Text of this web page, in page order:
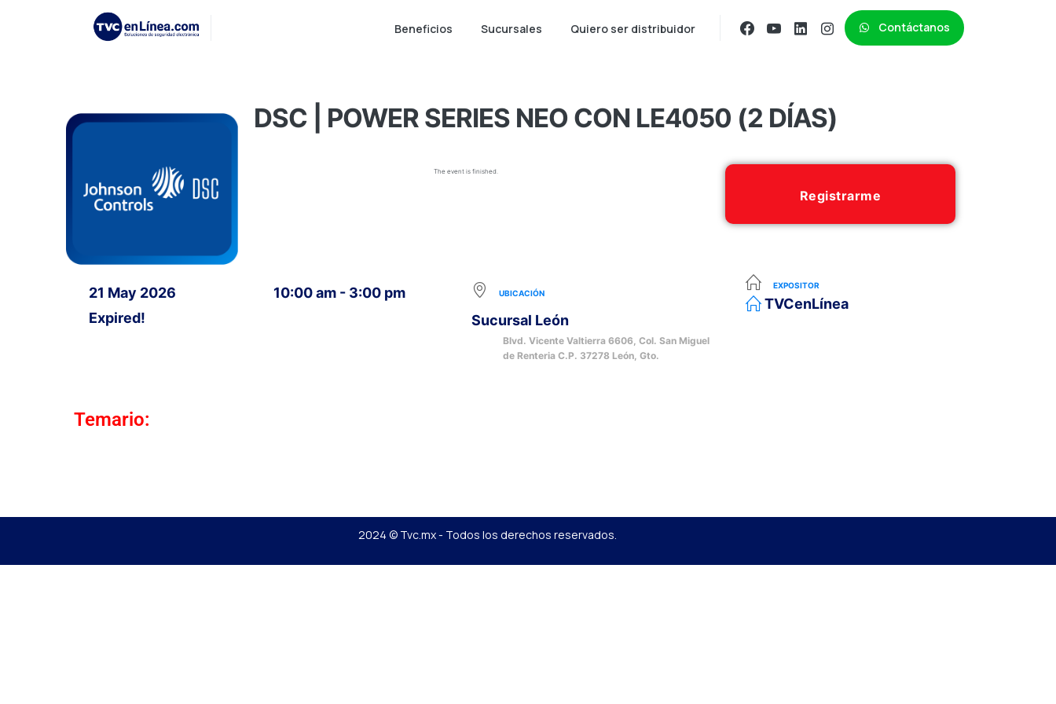
Beneficios Sucursales Quiero ser distribuidor Contáctanos
DSC | POWER SERIES NEO CON LE4050 (2 DÍAS)
The event is finished.
Registrarme
21 May 2026
Expired!
10:00 am - 3:00 pm UBICACIÓN
Sucursal León
Blvd. Vicente Valtierra 6606, Col. San Miguel
de Renteria C.P. 37278 León, Gto.
EXPOSITOR
TVCenLínea
Temario:
2024 © Tvc.mx - Todos los derechos reservados.